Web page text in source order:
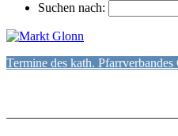
Suchen nach:
Termine des kath. Pfarrverbandes